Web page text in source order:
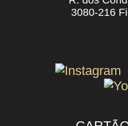
3080-216